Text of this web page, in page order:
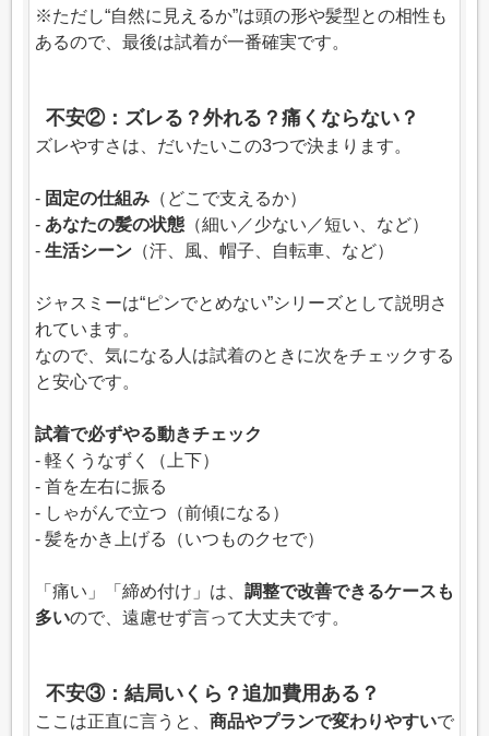
※ただし“自然に見えるか”は頭の形や髪型との相性も
あるので、最後は試着が一番確実です。
不安②：ズレる？外れる？痛くならない？
ズレやすさは、だいたいこの3つで決まります。
- 固定の仕組み （どこで支えるか）
- あなたの髪の状態 （細い／少ない／短い、など）
- 生活シーン （汗、風、帽子、自転車、など）
ジャスミーは“ピンでとめない”シリーズとして説明さ
れています。
なので、気になる人は試着のときに次をチェックする
と安心です。
試着で必ずやる動きチェック
- 軽くうなずく（上下）
- 首を左右に振る
- しゃがんで立つ（前傾になる）
- 髪をかき上げる（いつものクセで）
「痛い」「締め付け」は、 調整で改善できるケースも
多いので、遠慮せず言って大丈夫です。
不安③：結局いくら？追加費用ある？
ここは正直に言うと、 商品やプランで変わりやすいで